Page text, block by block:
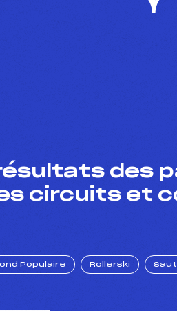
des
circuits et
Populaire Rollerski Saut